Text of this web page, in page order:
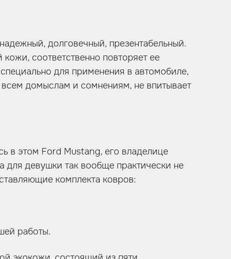
долговечный, презентабельный.
соответственно повторяет ее
для применения в автомобиле,
домыслам и сомнениям, не впитывает
в этом Ford Mustang, его владелице
для девушки так вообще практически не
комплекта ковров:
работы.